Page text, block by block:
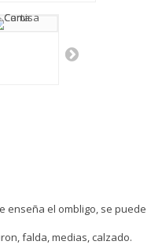
enseña el ombligo, se puede
falda, medias, calzado.